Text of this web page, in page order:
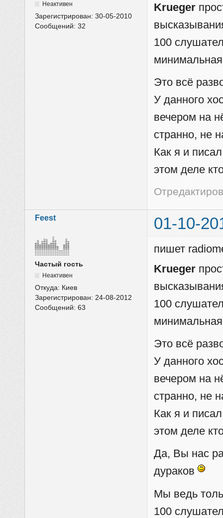
Неактивен
Зарегистрирован:30-05-2010
Сообщений:32
Krueger
100
Это всё
У данного
вечером на
странно, не
Как я и
этом деле
Feest 01-10-
Частый гость
Неактивен
Откуда: Киев
Зарегистрирован: 24-08-2012
Сообщений:63
пишет
Krueger
100
Это всё
У данного
вечером на
странно, не
Как я и
этом деле
Да, Вы нас
дураков
Мы ведь
100